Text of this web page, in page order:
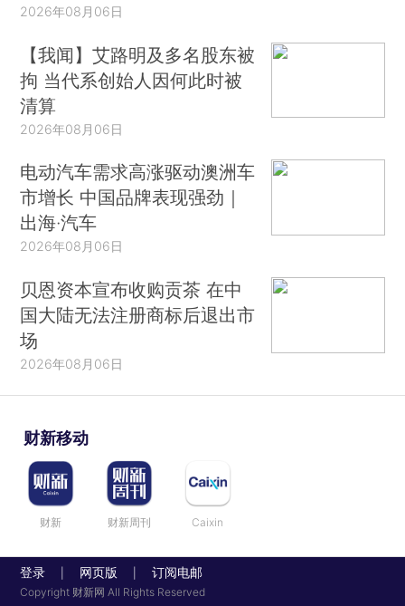
2026年08月06日
【我闻】艾路明及多名股东被
拘 当代系创始人因何此时被
清算
2026年08月06日
电动汽车需求高涨驱动澳洲车
市增长 中国品牌表现强劲｜
出海·汽车
2026年08月06日
贝恩资本宣布收购贡茶 在中
国大陆无法注册商标后退出市
场
2026年08月06日
财新移动
财新 财新周刊 Caixin
登录 网页版 订阅电邮
Copyright 财新网 All Rights Reserved